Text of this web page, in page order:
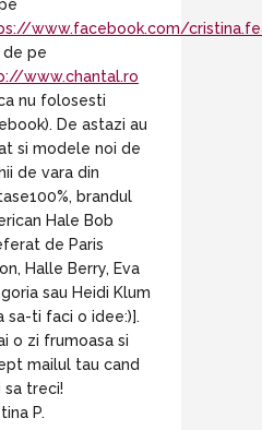
www.facebook.com/
de pe
www.chantal.ro
nu folosesti
De astazi au
si modele noi de
de vara din
brandul
Hale Bob
de Paris
Halle Berry, Eva
sau Heidi Klum
sa-ti faci o idee:)].
o zi frumoasa si
mailul tau cand
sa treci!
P.